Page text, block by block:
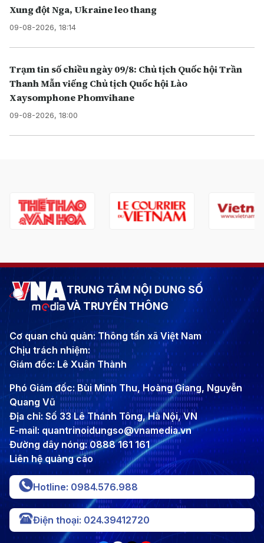
Xung đột Nga, Ukraine leo thang
09-08-2026, 18:14
Trạm tin số chiều ngày 09/8: Chủ tịch Quốc hội Trần
Thanh Mẫn viếng Chủ tịch Quốc hội Lào
Xaysomphone Phomvihane
09-08-2026, 18:00
TRUNG TÂM NỘI DUNG SỐ
VÀ TRUYỀN THÔNG
Cơ quan chủ quản: Thông tấn xã Việt Nam
Chịu trách nhiệm:
Giám đốc: Lê Xuân Thành
Phó Giám đốc: Bùi Minh Thu, Hoàng Giang, Nguyễn
Quang Vũ
Địa chỉ: Số 33 Lê Thánh Tông, Hà Nội, VN
E-mail: quantrinoidungso@vnamedia.vn
Đường dây nóng: 0888 161 161
Liên hệ quảng cáo
Hotline: 0984.576.988
Điện thoại: 024.39412720